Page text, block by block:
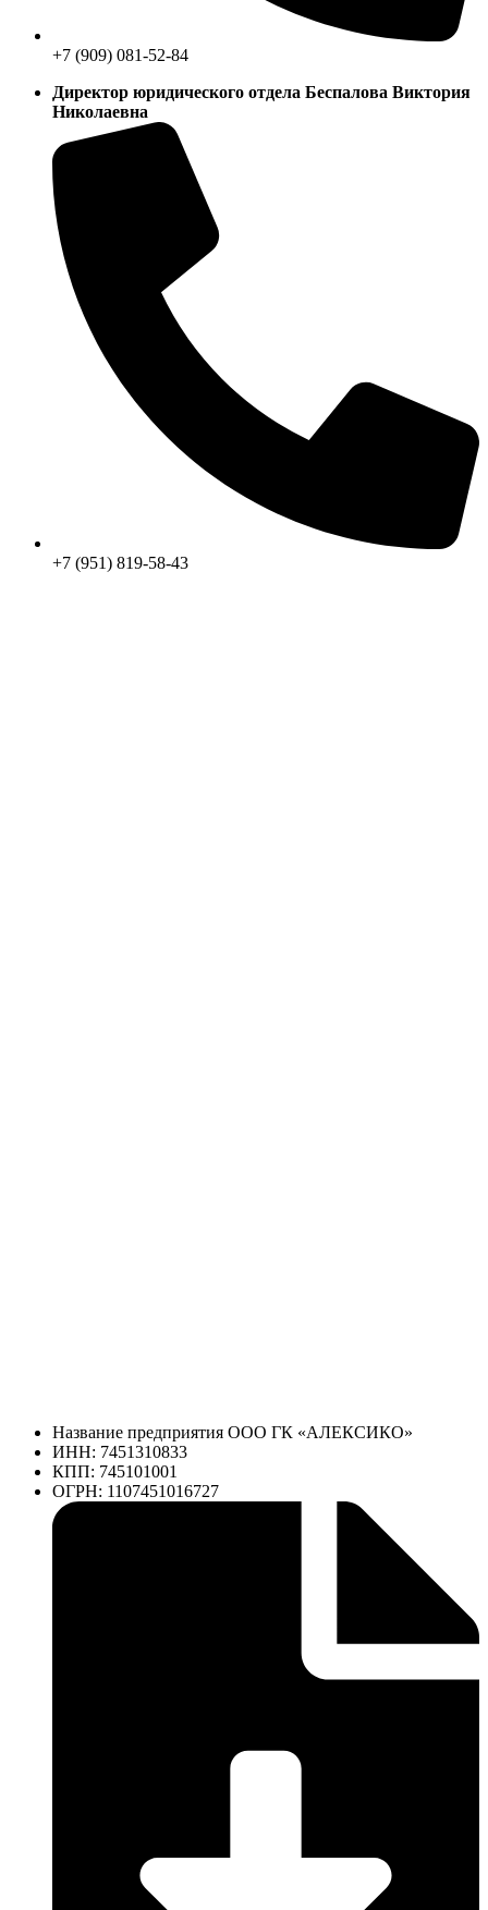
+7 (909) 081-52-84
Директор юридического отдела Беспалова Виктория
Николаевна
+7 (951) 819-58-43
Название предприятия ООО ГК «АЛЕКСИКО»
ИНН: 7451310833
КПП: 745101001
ОГРН: 1107451016727